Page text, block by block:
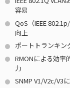
容易
QoS（IEEE
向上
ポートトランキン
RMONによる効率
力
SNMP V1/V2c/V3